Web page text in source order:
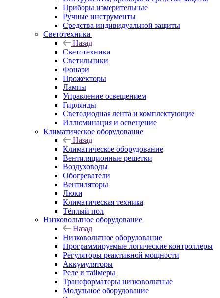
Приборы измерительные
Ручные инструменты
Средства индивидуальной защиты
Светотехника
Назад
Светотехника
Светильники
Фонари
Прожекторы
Лампы
Управление освещением
Гирлянды
Светодиодная лента и комплектующие
Иллюминация и освещение
Климатическое оборудование
Назад
Климатическое оборудование
Вентиляционные решетки
Воздуховоды
Обогреватели
Вентиляторы
Люки
Климатическая техника
Тёплый пол
Низковольтное оборудование
Назад
Низковольтное оборудование
Программируемые логические контроллеры
Регуляторы реактивной мощности
Аккумуляторы
Реле и таймеры
Трансформаторы низковольтные
Модульное оборудование